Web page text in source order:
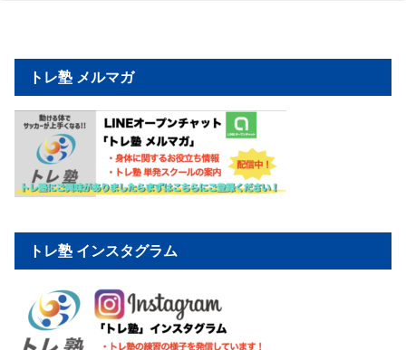
トレ塾 メルマガ
トレ塾 インスタグラム